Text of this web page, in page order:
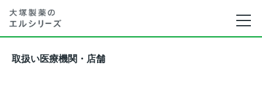
取扱い医療機関・店舗